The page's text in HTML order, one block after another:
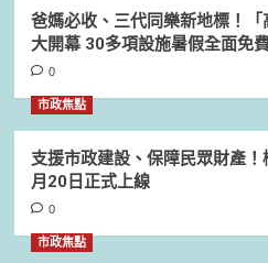
爸媽必收、三代同樂新地標！
大開幕 30多項設施暑假全面免
0
市政焦點
支援市政建設、保障民眾財產
月20日正式上線
0
市政焦點